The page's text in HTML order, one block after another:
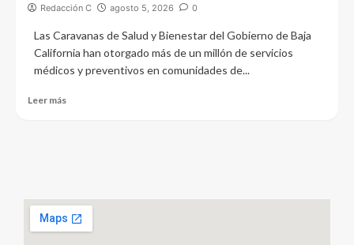
Redacción C agosto 5, 2026 0
Las Caravanas de Salud y Bienestar del Gobierno de Baja
California han otorgado más de un millón de servicios
médicos y preventivos en comunidades de...
Leer más